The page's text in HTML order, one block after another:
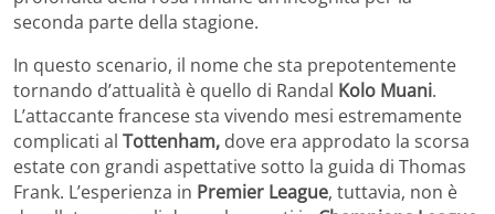
seconda parte della stagione.
In questo scenario, il nome che sta prepotentemente
tornando d’attualità è quello di Randal Kolo Muani.
L’attaccante francese sta vivendo mesi estremamente
complicati al Tottenham, dove era approdato la scorsa
estate con grandi aspettative sotto la guida di Thomas
Frank. L’esperienza in Premier League, tuttavia, non è